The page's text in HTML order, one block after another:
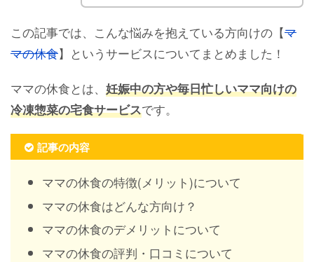
この記事では、こんな悩みを抱えている方向けの【マ
マの休食】というサービスについてまとめました！
ママの休食とは、 妊娠中の方や毎日忙しいママ向けの
冷凍惣菜の宅食サービスです。
記事の内容
ママの休食の特徴(メリット)について
ママの休食はどんな方向け？
ママの休食のデメリットについて
ママの休食の評判・口コミについて